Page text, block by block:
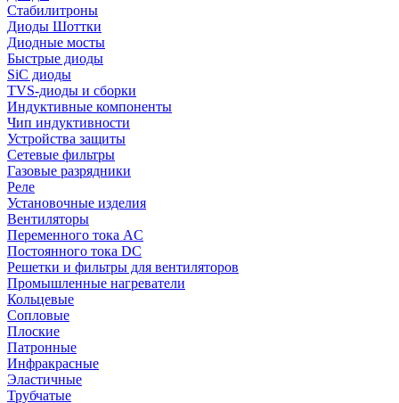
Стабилитроны
Диоды Шоттки
Диодные мосты
Быстрые диоды
SiC диоды
TVS-диоды и сборки
Индуктивные компоненты
Чип индуктивности
Устройства защиты
Сетевые фильтры
Газовые разрядники
Реле
Установочные изделия
Вентиляторы
Переменного тока AC
Постоянного тока DC
Решетки и фильтры для вентиляторов
Промышленные нагреватели
Кольцевые
Сопловые
Плоские
Патронные
Инфракрасные
Эластичные
Трубчатые